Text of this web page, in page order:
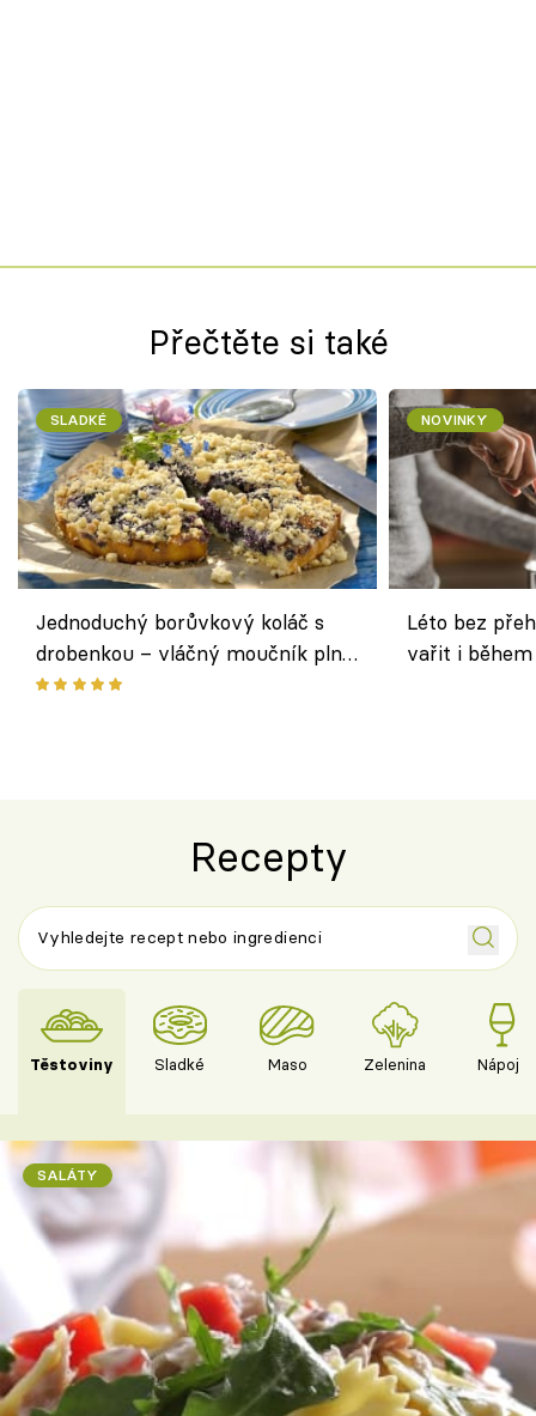
Přečtěte si také
SLADKÉ
Jednoduchý borůvkový koláč s
drobenkou – vláčný moučník plný
ovoce
NOVINKY
Léto bez
vařit i
Recepty
Těstoviny Sladké Maso Zelenina Nápoje
SALÁTY